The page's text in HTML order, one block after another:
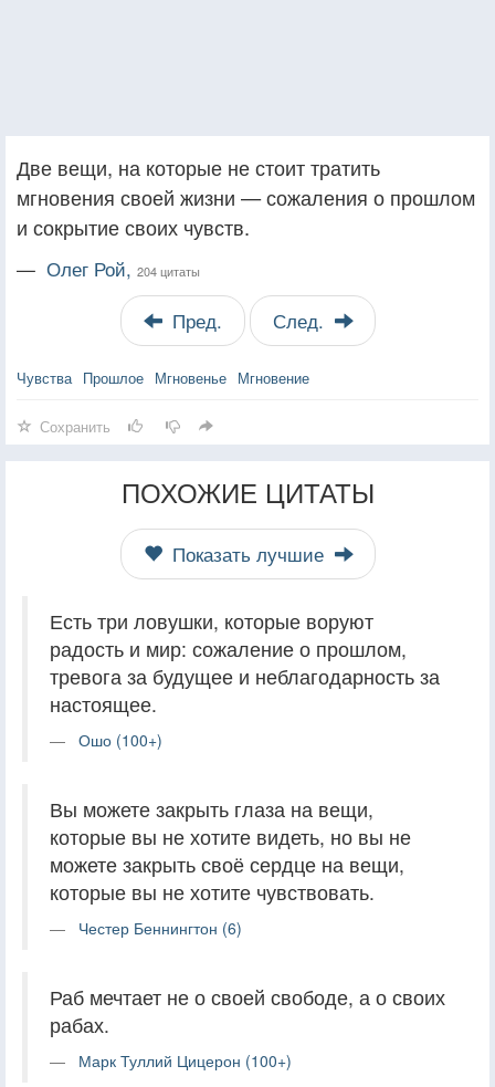
Две вещи, на которые не стоит тратить
мгновения своей жизни — сожаления о прошлом
и сокрытие своих чувств.
— Олег Рой, 204 цитаты
Пред. След.
Чувства Прошлое Мгновенье Мгновение
Сохранить
ПОХОЖИЕ ЦИТАТЫ
Показать лучшие
Есть три ловушки, которые воруют
радость и мир: сожаление о прошлом,
тревога за будущее и неблагодарность за
настоящее.
Ошо (100+)
Вы можете закрыть глаза на вещи,
которые вы не хотите видеть, но вы не
можете закрыть своё сердце на вещи,
которые вы не хотите чувствовать.
Честер Беннингтон (6)
Раб мечтает не о своей свободе, а о своих
рабах.
Марк Туллий Цицерон (100+)